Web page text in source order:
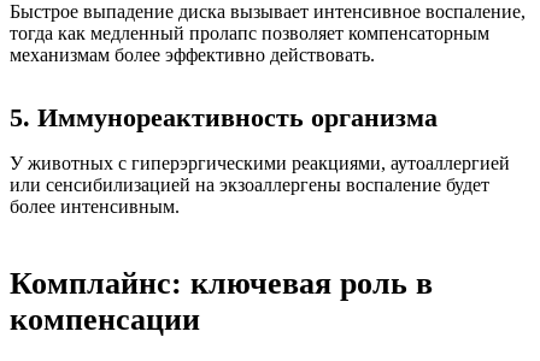
Быстрое выпадение диска вызывает интенсивное воспаление,
тогда как медленный пролапс позволяет компенсаторным
механизмам более эффективно действовать.
5. Иммунореактивность организма
У животных с гиперэргическими реакциями, аутоаллергией
или сенсибилизацией на экзоаллергены воспаление будет
более интенсивным.
Комплайнс: ключевая роль в
компенсации